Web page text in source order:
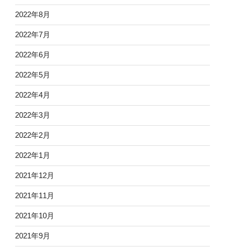
2022年8月
2022年7月
2022年6月
2022年5月
2022年4月
2022年3月
2022年2月
2022年1月
2021年12月
2021年11月
2021年10月
2021年9月